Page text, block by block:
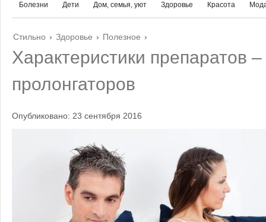
Болезни Дети Дом, семья, уют Здоровье Красота
Стильно › Здоровье › Полезное ›
Характеристики препаратов –
пролонгаторов
Опубликовано: 23 сентября 2016